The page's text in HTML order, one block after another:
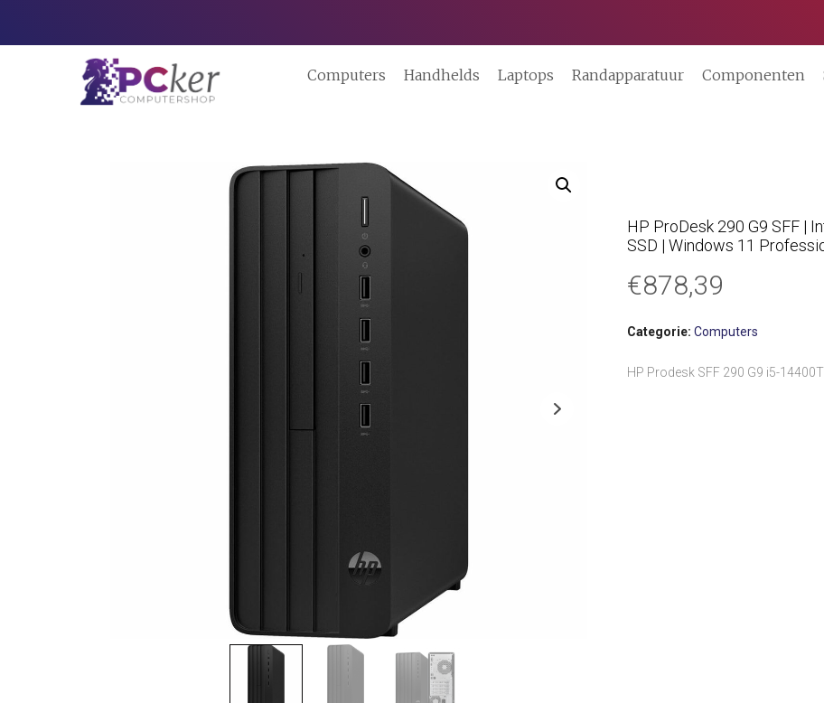
Computers Handhelds Laptops Randapparatuur Componenten
HP ProDesk 290 G9 SFF |
SSD | Windows 11
€878,39
Categorie: Computers
HP Prodesk SFF 290 G9 i5-